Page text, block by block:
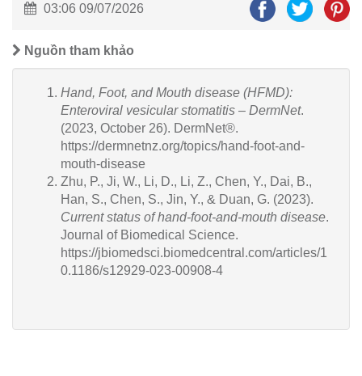
03:06 09/07/2026
Nguồn tham khảo
Hand, Foot, and Mouth disease (HFMD):
Enteroviral vesicular stomatitis – DermNet.
(2023, October 26). DermNet®.
https://dermnetnz.org/topics/hand-foot-and-
mouth-disease
Zhu, P., Ji, W., Li, D., Li, Z., Chen, Y., Dai, B.,
Han, S., Chen, S., Jin, Y., & Duan, G. (2023).
Current status of hand-foot-and-mouth disease.
Journal of Biomedical Science.
https://jbiomedsci.biomedcentral.com/articles/1
0.1186/s12929-023-00908-4